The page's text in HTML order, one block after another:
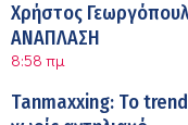
Χρήστος
ΑΝΑΠΛΑΣΗ
8:58 πμ
Tanmaxxing: To